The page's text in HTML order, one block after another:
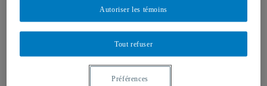
École des médias
Éducation
Département de didactique
Département de didactique des langues
Département d'éducation et pédagogie
Tout refuser
Autoriser les témoins
Préférences